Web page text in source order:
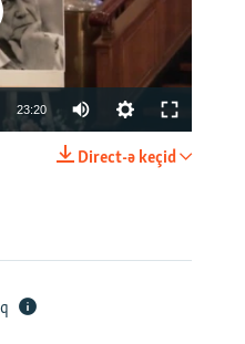
available
23:20
Direct-ə keçid